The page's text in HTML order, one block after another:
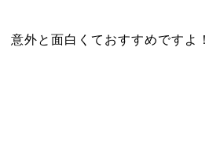
意外と面白くておすすめですよ！